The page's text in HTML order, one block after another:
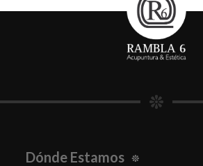
Dónde Estamos